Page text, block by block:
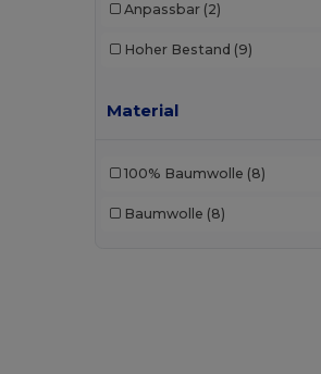
Anpassbar (2)
Hoher Bestand (9)
Material
100% Baumwolle (8)
Baumwolle (8)